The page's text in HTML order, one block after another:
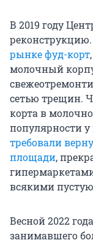
В 2019 году
рынке фуд-корт
молочный
сетью трещин.
корта в
популярности
требовали
площади,
всякими
Весной 2022
занимавшего